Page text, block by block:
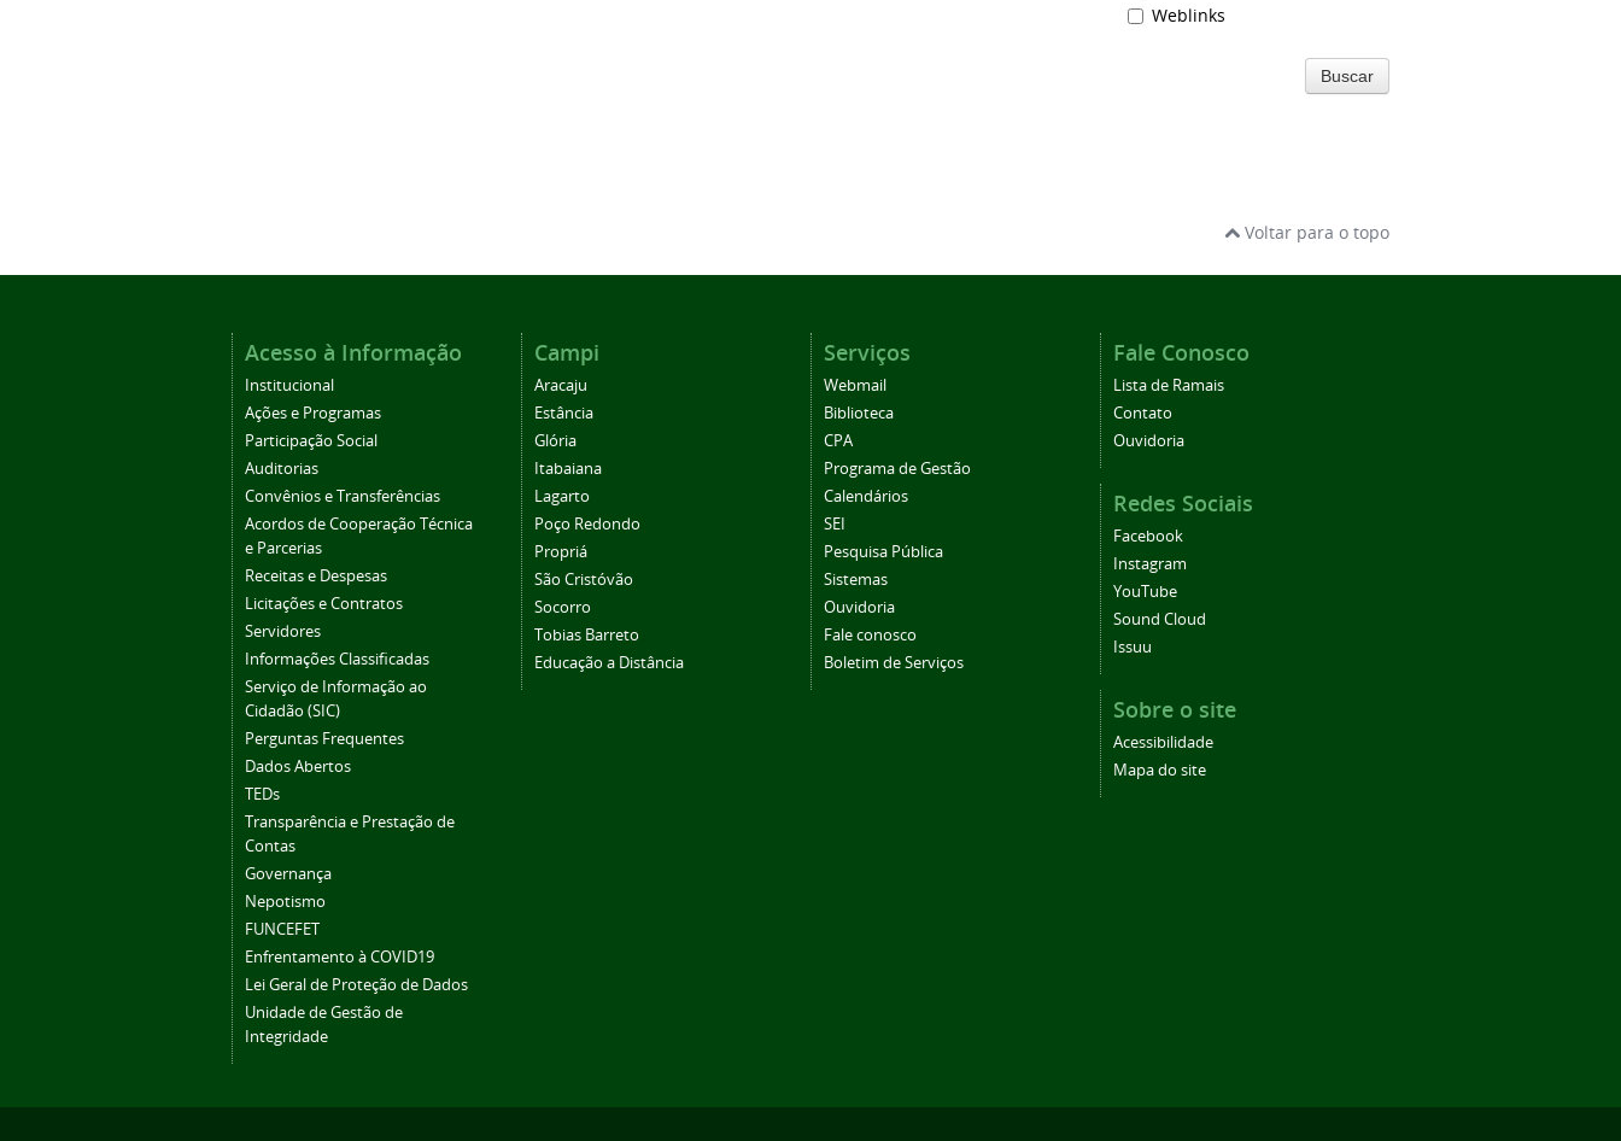
Weblinks
Buscar
Voltar para o topo
Acesso à Informação
Institucional
Ações e Programas
Participação Social
Auditorias
Convênios e Transferências
Acordos de Cooperação Técnica
e Parcerias
Receitas e Despesas
Licitações e Contratos
Servidores
Informações Classificadas
Serviço de Informação ao
Cidadão (SIC)
Perguntas Frequentes
Dados Abertos
TEDs
Transparência e Prestação de
Contas
Governança
Nepotismo
FUNCEFET
Enfrentamento à COVID19
Lei Geral de Proteção de Dados
Unidade de Gestão de
Integridade
Campi
Aracaju
Estância
Glória
Itabaiana
Lagarto
Poço Redondo
Propriá
São Cristóvão
Socorro
Tobias Barreto
Educação a Distância
Serviços
Webmail
Biblioteca
CPA
Programa de Gestão
Calendários
SEI
Pesquisa Pública
Sistemas
Ouvidoria
Fale conosco
Boletim de Serviços
Fale Conosco
Lista de Ramais
Contato
Ouvidoria
Redes Sociais
Facebook
Instagram
YouTube
Sound Cloud
Issuu
Sobre o site
Acessibilidade
Mapa do site